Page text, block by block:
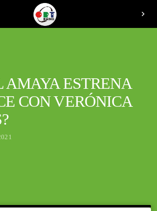
chevron_right
AMAYA ESTRENA
CON VERÓNICA